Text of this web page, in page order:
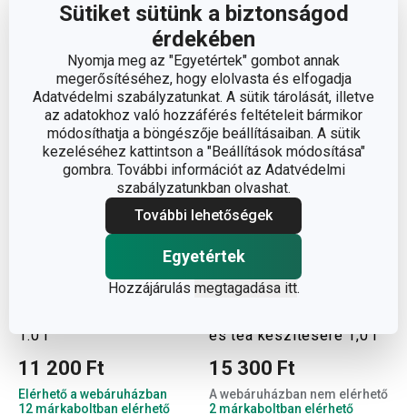
Sütiket sütünk a biztonságod
érdekében
Nyomja meg az "Egyetértek" gombot annak
megerősítéséhez, hogy elolvasta és elfogadja
Adatvédelmi szabályzatunkat. A sütik tárolását, illetve
az adatokhoz való hozzáférés feltételeit bármikor
módosíthatja a böngészője beállításaiban. A sütik
kezeléséhez kattintson a "Beállítások módosítása"
gombra. További információt az Adatvédelmi
szabályzatunkban olvashat.
További lehetőségek
Egyetértek
Hozzájárulás megtagadása itt.
Kosárba Kosárba
1.0 l
11 200 Ft
Elérhető a webáruházban
12 márkaboltban elérhető
és tea készítésére 1,0 l
15 300 Ft
A webáruházban nem elérhető
2 márkaboltban elérhető